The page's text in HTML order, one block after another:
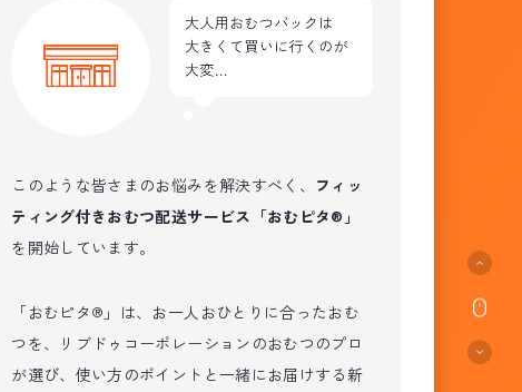
このような皆さまのお悩みを解決すべく、
フィッ
ティング付きおむつ配送サービス「おむピタ®」
を開始しています。
「おむピタ®」は、お一人おひとりに合ったおむ
つを、リブドゥコーポレーションのおむつのプロ
が選び、使い方のポイントと一緒にお届けする新